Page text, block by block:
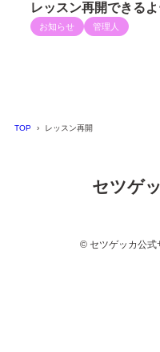
レッスン再開できるよ
お知らせ 管理人
TOP レッスン再開
セツゲ
© セツゲッカ公式